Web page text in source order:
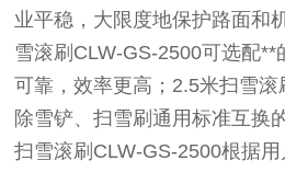
业平稳，大限度地保护路面和
雪滚刷CLW-GS-2500可选配
可靠，效率更高；2.5米扫雪滚
除雪铲、扫雪刷通用标准互换
扫雪滚刷CLW-GS-2500根据